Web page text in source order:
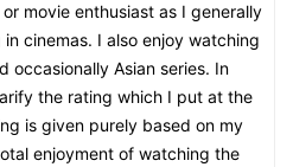
movie enthusiast as I generally
cinemas. I also enjoy watching
occasionally Asian series. In
the rating which I put at the
is given purely based on my
enjoyment of watching the